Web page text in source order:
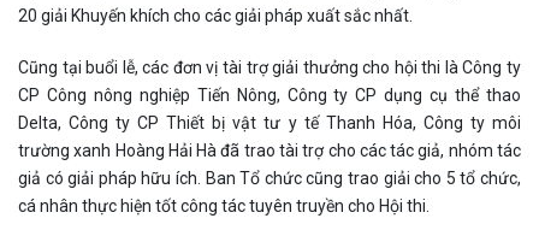
20 giải Khuyến khích cho các giải pháp xuất sắc nhất.
Cũng tại buổi lễ, các đơn vị tài trợ giải thưởng cho hội thi là Công ty
CP Công nông nghiệp Tiến Nông, Công ty CP dụng cụ thể thao
Delta, Công ty CP Thiết bị vật tư y tế Thanh Hóa, Công ty môi
trường xanh Hoàng Hải Hà đã trao tài trợ cho các tác giả, nhóm tác
giả có giải pháp hữu ích. Ban Tổ chức cũng trao giải cho 5 tổ chức,
cá nhân thực hiện tốt công tác tuyên truyền cho Hội thi.